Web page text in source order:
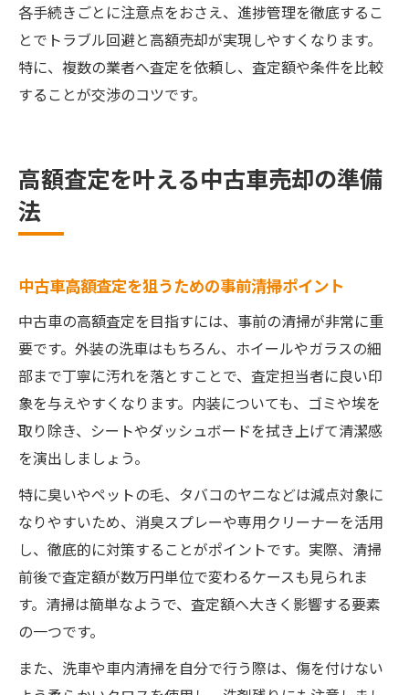
各手続きごとに注意点をおさえ、進捗管理を徹底するこ
とでトラブル回避と高額売却が実現しやすくなります。
特に、複数の業者へ査定を依頼し、査定額や条件を比較
することが交渉のコツです。
高額査定を叶える中古車売却の準備
法
中古車高額査定を狙うための事前清掃ポイント
中古車の高額査定を目指すには、事前の清掃が非常に重
要です。外装の洗車はもちろん、ホイールやガラスの細
部まで丁寧に汚れを落とすことで、査定担当者に良い印
象を与えやすくなります。内装についても、ゴミや埃を
取り除き、シートやダッシュボードを拭き上げて清潔感
を演出しましょう。
特に臭いやペットの毛、タバコのヤニなどは減点対象に
なりやすいため、消臭スプレーや専用クリーナーを活用
し、徹底的に対策することがポイントです。実際、清掃
前後で査定額が数万円単位で変わるケースも見られま
す。清掃は簡単なようで、査定額へ大きく影響する要素
の一つです。
また、洗車や車内清掃を自分で行う際は、傷を付けない